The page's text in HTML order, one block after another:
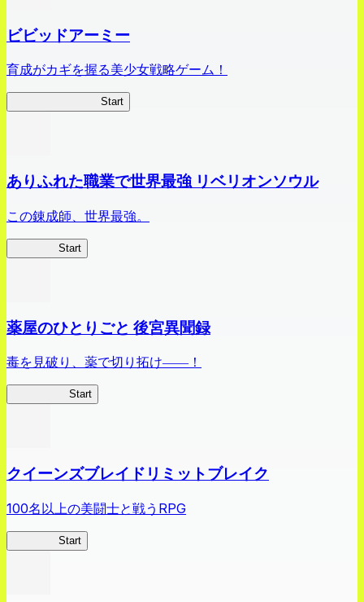
ビビッドアーミー
育成がカギを握る美少女戦略ゲーム！
Start
ありふれた職業で世界最強 リベリオンソウル
この錬成師、世界最強。
Start
薬屋のひとりごと 後宮異聞録
毒を見破り、薬で切り拓け――！
Start
クイーンズブレイドリミットブレイク
100名以上の美闘士と戦うRPG
Start